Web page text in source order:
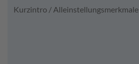
Kurzintro / Alleinstellungsmerkmale